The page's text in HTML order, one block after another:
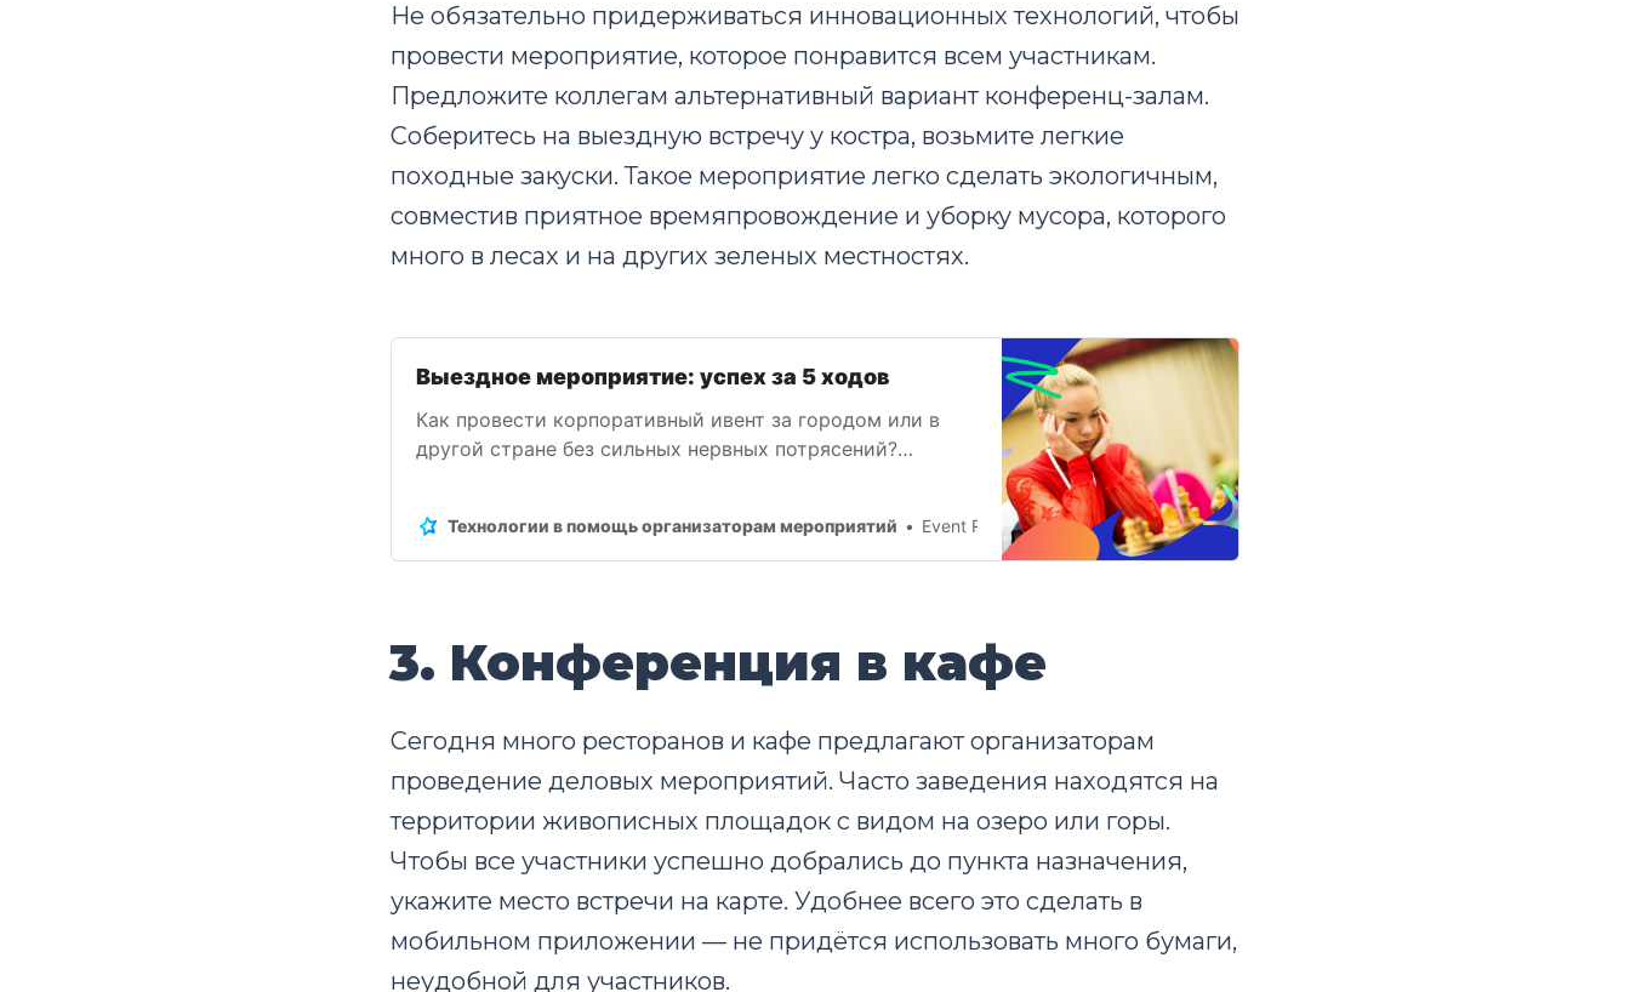
Не обязательно придерживаться инновационных технологий, чтобы
провести мероприятие, которое понравится всем участникам.
Предложите коллегам альтернативный вариант конференц-залам.
Соберитесь на выездную встречу у костра, возьмите легкие
походные закуски. Такое мероприятие легко сделать экологичным,
совместив приятное времяпровождение и уборку мусора, которого
много в лесах и на других зеленых местностях.
Выездное мероприятие: успех за 5 ходов
Как провести корпоративный ивент за городом или в
другой стране без сильных нервных потрясений?
Технологии в помощь организаторам мероприятий Event Rocks Team
3. Конференция в кафе
Сегодня много ресторанов и кафе предлагают организаторам
проведение деловых мероприятий. Часто заведения находятся на
территории живописных площадок с видом на озеро или горы.
Чтобы все участники успешно добрались до пункта назначения,
укажите место встречи на карте. Удобнее всего это сделать в
мобильном приложении — не придётся использовать много бумаги,
неудобной для участников.